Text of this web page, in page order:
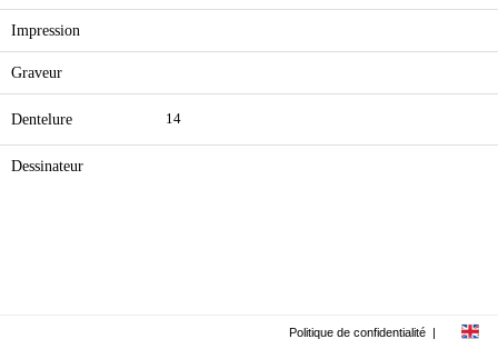
Impression
Graveur
Dentelure 14
Dessinateur
Politique de confidentialité |